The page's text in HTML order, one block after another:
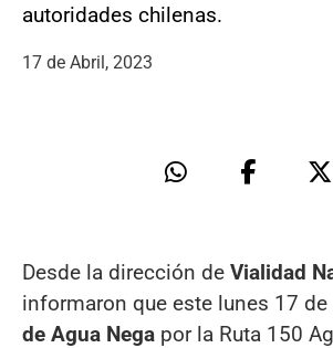
autoridades chilenas.
17 de Abril, 2023
Desde la dirección de Vialidad
informaron que este lunes 17 de
de Agua Nega por la Ruta 150